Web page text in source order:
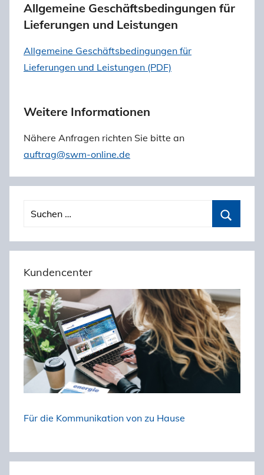
Allgemeine Geschäftsbedingungen für
Lieferungen und Leistungen
Allgemeine Geschäftsbedingungen für
Lieferungen und Leistungen (PDF)
Weitere Informationen
Nähere Anfragen richten Sie bitte an
auftrag@swm-online.de
c
e
n
n
a
c
h
u
e
n
Kundencenter
Für die Kommunikation von zu Hause